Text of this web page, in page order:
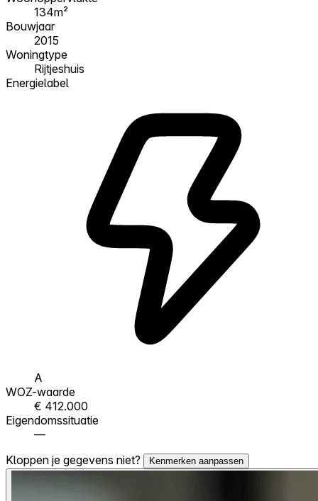
134m²
Bouwjaar
2015
Woningtype
Rijtjeshuis
Energielabel
A
WOZ-waarde
€ 412.000
Eigendomssituatie
—
Kloppen je gegevens niet?
Kenmerken aanpassen